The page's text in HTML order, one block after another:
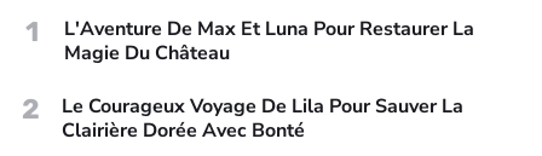
1
L'Aventure De Max Et Luna Pour Restaurer La
Magie Du Château
2
Le Courageux Voyage De Lila Pour Sauver La
Clairière Dorée Avec Bonté